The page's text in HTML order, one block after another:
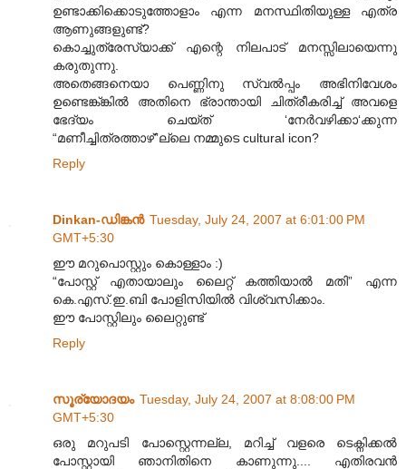
ഉണ്ടാക്കിക്കൊടുത്തോളാം എന്ന മനസ്ഥിതിയുള്ള എത്ര
ആണുങ്ങളുണ്ട്?
കൊച്ചുത്രേസ്യാക്ക് എന്റെ നിലപാട് മനസ്സിലായെന്നു
കരുതുന്നു.
അതെങ്ങനെയാ പെണ്ണിനു സ്വല്‍പ്പം അഭിനിവേശം
ഉണ്ടെങ്ക്ങ്കില്‍ അതിനെ ഭ്രാന്തായി ചിത്രീകരിച്ച് അവളെ
ഭേദ്യം ചെയ്ത് ‘നേര്‍വഴിക്കാ‘ക്കുന്ന
“മണീച്ചിത്രത്താഴ്”ല്ലെ നമ്മുടെ cultural icon?
Reply
Dinkan-ഡിങ്കന്‍ Tuesday, July 24, 2007 at 6:01:00 PM
GMT+5:30
ഈ മറുപൊസ്റ്റും കൊള്ളാം :)
“പോസ്റ്റ് എതായാലും ലൈറ്റ് കത്തിയാല്‍ മതി” എന്ന
കെ.എസ്.ഇ.ബി പോളിസിയില്‍ വിശ്വസിക്കാം.
ഈ പോസ്റ്റിലും ലൈറ്റുണ്ട്
Reply
സൂര്യോദയം Tuesday, July 24, 2007 at 8:08:00 PM
GMT+5:30
ഒരു മറുപടി പോസ്റ്റെന്നല്ല, മറിച്ച്‌ വളരെ ടെക്നിക്കല്‍
പോസ്റ്റായി ഞാനിതിനെ കാണുന്നു.... എതിരവന്‍